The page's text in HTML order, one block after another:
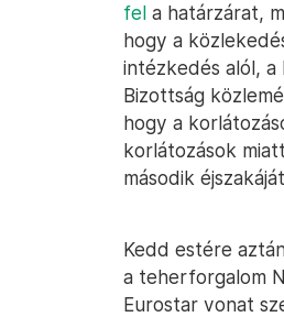
fel a határzárat,
hogy a
intézkedés alól,
Bizottság
hogy a
korlátozások
második
Kedd estére
a teherforgalom
Eurostar vonat